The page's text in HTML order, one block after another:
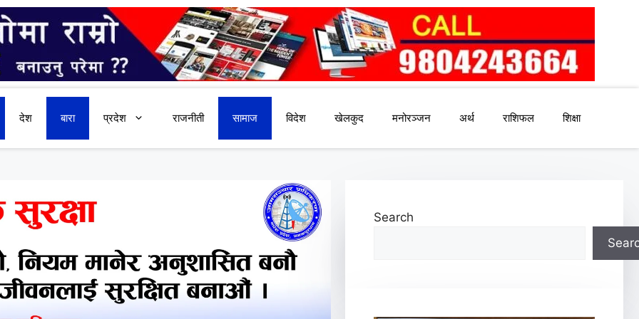
देश बारा प्रदेश राजनीती सामाज विदेश खेलकुद मनोरञ्जन अर्थ राशिफल शिक्षा
Search